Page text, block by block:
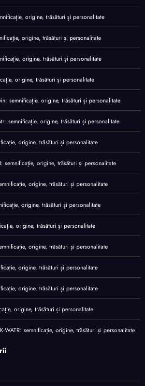
origine, trăsături și personalitate
origine, trăsături și personalitate
origine, trăsături și personalitate
origine, trăsături și personalitate
semnificație, origine, trăsături și personalitate
semnificație, origine, trăsături și personalitate
origine, trăsături și personalitate
semnificație, origine, trăsături și personalitate
origine, trăsături și personalitate
origine, trăsături și personalitate
origine, trăsături și personalitate
origine, trăsături și personalitate
origine, trăsături și personalitate
origine, trăsături și personalitate
origine, trăsături și personalitate
WATR: semnificație, origine, trăsături și personalitate